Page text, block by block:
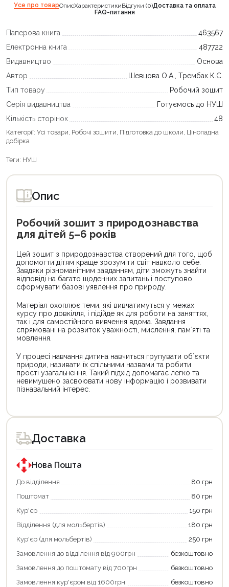
Усе про товарОписХарактеристикиВідгуки (0)Доставка та оплата
FAQ-питання
Паперова книга
463567
Електронна книга
487722
Видавництво
Основа
Автор
Шевцова О.А., Трембак К.С.
Тип товару
Робочий зошит
Серія видавництва
Готуємось до НУШ
Кількість сторінок
48
Категорії: Усі товари, Робочі зошити, Підготовка до школи, Цінопадна
добірка
Теги: НУШ
Опис
Робочий зошит з природознавства
для дітей 5–6 років
Цей зошит з природознавства створений для того, щоб
допомогти дітям краще зрозуміти світ навколо себе.
Завдяки різноманітним завданням, діти зможуть знайти
відповіді на багато щоденних запитань і поступово
сформувати базові уявлення про природу.
Матеріал охоплює теми, які вивчатимуться у межах
курсу про довкілля, і підійде як для роботи на заняттях,
так і для самостійного вивчення вдома. Завдання
спрямовані на розвиток уважності, мислення, памʼяті та
мовлення.
У процесі навчання дитина навчиться групувати обʼєкти
природи, називати їх спільними назвами та робити
прості узагальнення. Такий підхід допомагає легко та
невимушено засвоювати нову інформацію і розвивати
пізнавальний інтерес.
Доставка
Нова Пошта
До відділення
80 грн
Поштомат
80 грн
Кур'єр
150 грн
Відділення (для мольбертів)
180 грн
Кур'єр (для мольбертів)
250 грн
Замовлення до відділення від 900грн
безкоштовно
Замовлення до поштомату від 700грн
безкоштовно
Замовлення кур'єром від 1600грн
безкоштовно